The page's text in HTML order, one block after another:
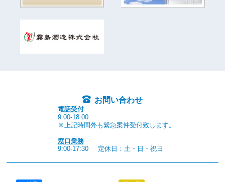
お問い合わせ
電話受付
9:00-18:00
※上記時間外も緊急案件受付致します。
窓口業務
9:00-17:30
定休日：土・日・祝日